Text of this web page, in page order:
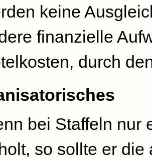
keine
finanzielle
durch
bei Staffeln nur
so sollte er